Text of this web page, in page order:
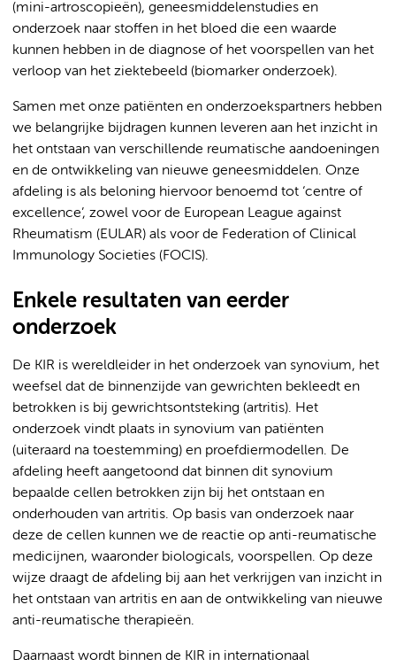
(mini-artroscopieën), geneesmiddelenstudies en
onderzoek naar stoffen in het bloed die een waarde
kunnen hebben in de diagnose of het voorspellen van het
verloop van het ziektebeeld (biomarker onderzoek).
Samen met onze patiënten en onderzoekspartners hebben
we belangrijke bijdragen kunnen leveren aan het inzicht in
het ontstaan van verschillende reumatische aandoeningen
en de ontwikkeling van nieuwe geneesmiddelen. Onze
afdeling is als beloning hiervoor benoemd tot ‘centre of
excellence’, zowel voor de European League against
Rheumatism (EULAR) als voor de Federation of Clinical
Immunology Societies (FOCIS).
Enkele resultaten van eerder
onderzoek
De KIR is wereldleider in het onderzoek van synovium, het
weefsel dat de binnenzijde van gewrichten bekleedt en
betrokken is bij gewrichtsontsteking (artritis). Het
onderzoek vindt plaats in synovium van patiënten
(uiteraard na toestemming) en proefdiermodellen. De
afdeling heeft aangetoond dat binnen dit synovium
bepaalde cellen betrokken zijn bij het ontstaan en
onderhouden van artritis. Op basis van onderzoek naar
deze de cellen kunnen we de reactie op anti-reumatische
medicijnen, waaronder biologicals, voorspellen. Op deze
wijze draagt de afdeling bij aan het verkrijgen van inzicht in
het ontstaan van artritis en aan de ontwikkeling van nieuwe
anti-reumatische therapieën.
Daarnaast wordt binnen de KIR in internationaal